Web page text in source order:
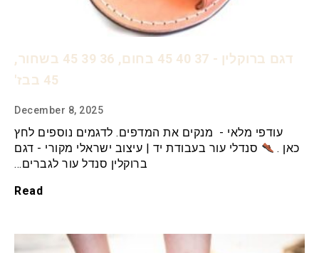
דגם ברוקלין - 37 40 45 בחום, 36 39 45 בשחור,
45 בבז'
December 8, 2025
עודפי מלאי - מנקים את המדפים. לדגמים נוספים לחץ
כאן .
סנדלי עור בעבודת יד | עיצוב ישראלי מקורי - דגם
ברוקלין סנדל עור לגברים…
Read